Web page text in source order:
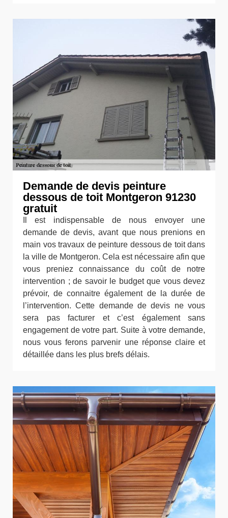
Demande de devis peinture
dessous de toit Montgeron 91230
gratuit
Il est indispensable de nous envoyer une
demande de devis, avant que nous prenions en
main vos travaux de peinture dessous de toit dans
la ville de Montgeron. Cela est nécessaire afin que
vous preniez connaissance du coût de notre
intervention ; de savoir le budget que vous devez
prévoir, de connaitre également de la durée de
l’intervention. Cette demande de devis ne vous
sera pas facturer et c’est également sans
engagement de votre part. Suite à votre demande,
nous vous ferons parvenir une réponse claire et
détaillée dans les plus brefs délais.